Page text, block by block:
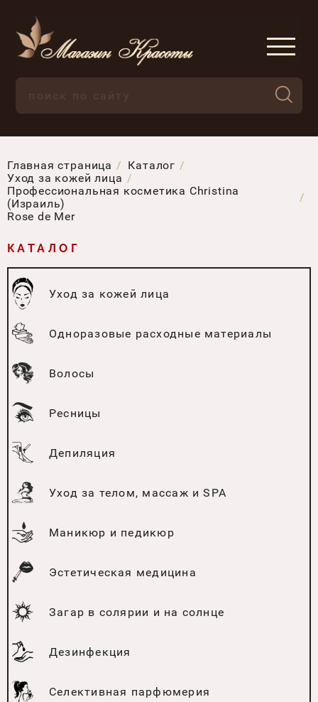
Главная страница
Каталог
Уход за кожей лица
Профессиональная косметика Christina
(Израиль)
Rose de Mer
КАТАЛОГ
Уход за кожей лица
Одноразовые расходные материалы
Волосы
Ресницы
Депиляция
Уход за телом, массаж и SPA
Маникюр и педикюр
Эстетическая медицина
Загар в солярии и на солнце
Дезинфекция
Селективная парфюмерия